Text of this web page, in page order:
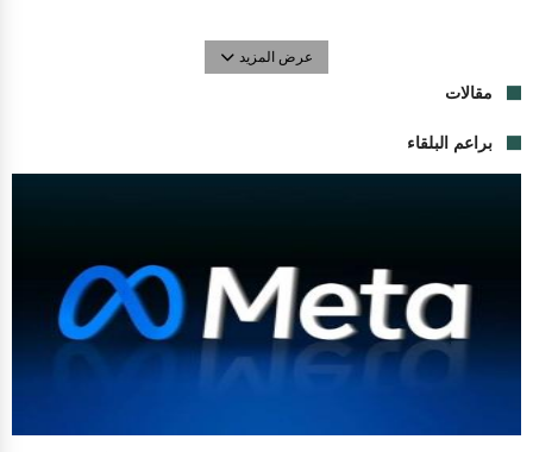
عرض المزيد
مقالات
براعم البلقاء